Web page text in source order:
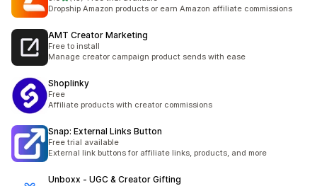
총 리뷰 15개
Dropship Amazon products or earn Amazon affiliate commissions
AMT Creator Marketing
Free to install
Manage creator campaign product sends with ease
Shoplinky
Free
Affiliate products with creator commissions
Snap: External Links Button
Free trial available
External link buttons for affiliate links, products, and more
Unboxx ‑ UGC & Creator Gifting